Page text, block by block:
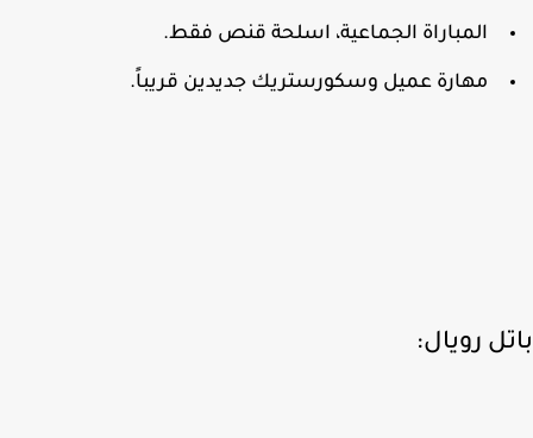
المباراة الجماعية، اسلحة قنص فقط.
مهارة عميل وسكورستريك جديدين قريباً.
رويال: